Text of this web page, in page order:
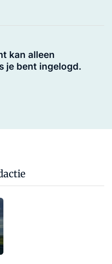
kan alleen
je bent ingelogd.